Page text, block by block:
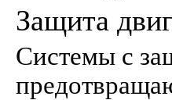
Защита
Системы с